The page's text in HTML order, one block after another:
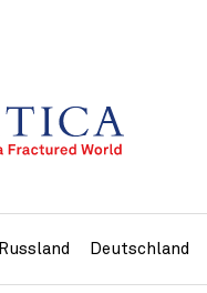
Russland Deutschland